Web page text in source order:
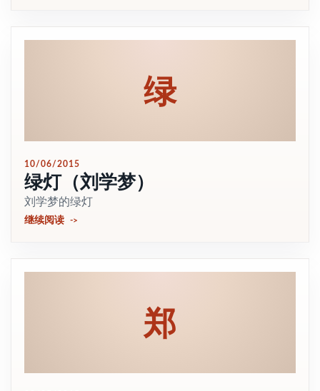
绿
10/06/2015
绿灯（刘学梦）
刘学梦的绿灯
继续阅读
郑